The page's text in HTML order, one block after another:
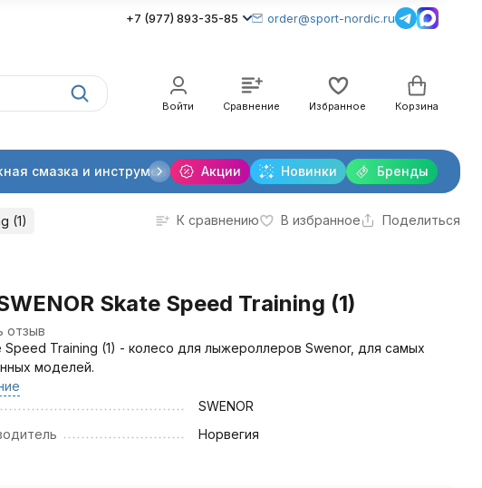
+7 (977) 893-35-85 order@sport-nordic.ru
Войти Сравнение Избранное Корзина
Акции Новинки Бренды
смазка и инструменты Крепления лыжные Очки и линзы
(1) К сравнению В избранное Поделиться
Skate Speed Training (1)
отзыв
Speed Training (1) - колесо для лыжероллеров Swenor, для самых
моделей.
SWENOR
Норвегия